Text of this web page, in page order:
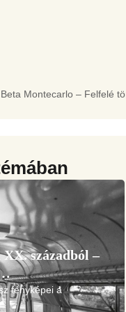
Montecarlo – Felfelé
századból –
fényképei a